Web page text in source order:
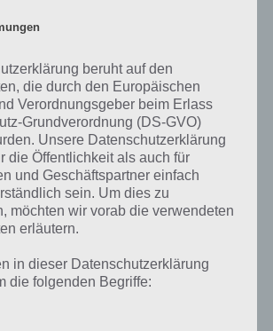
herunterladen
ist eine tolle App für Zwischendurch, die mit
zu überzeugen weiß. So gibt es
wobei das Spiel mit einer schicken Grafik
bei mehrmaligen Scheitern dazu verleiten
beruht auf den
die durch den Europäischen
Verordnungsgeber beim Erlass
Grundverordnung (DS-GVO)
Unsere Datenschutzerklärung
die Öffentlichkeit als auch für
und Geschäftspartner einfach
sein. Um dies zu
möchten wir vorab die verwendeten
erläutern.
in dieser Datenschutzerklärung
die folgenden Begriffe: